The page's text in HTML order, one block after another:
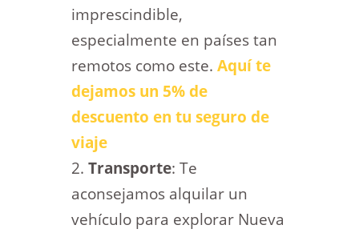
imprescindible,
especialmente en países tan
remotos como este. Aquí te
dejamos un 5% de
descuento en tu seguro de
viaje
Transporte: Te
aconsejamos alquilar un
vehículo para explorar Nueva